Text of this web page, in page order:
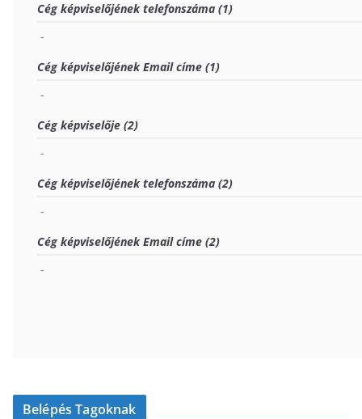
Cég képviselőjének telefonszáma (1)
-
Cég képviselőjének Email címe (1)
-
Cég képviselője (2)
-
Cég képviselőjének telefonszáma (2)
-
Cég képviselőjének Email címe (2)
-
Belépés Tagoknak